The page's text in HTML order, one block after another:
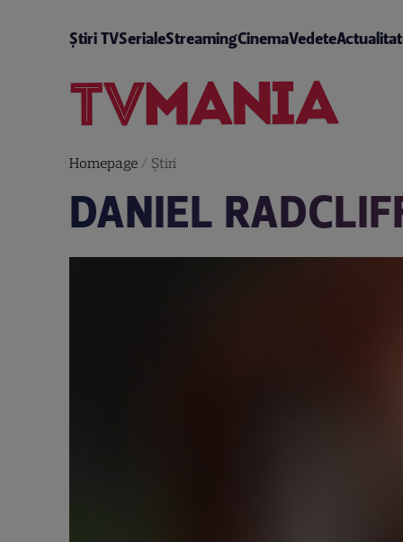
Știri TVSerialeStreamingCinemaVedete
Homepage/ Știri
DANIEL